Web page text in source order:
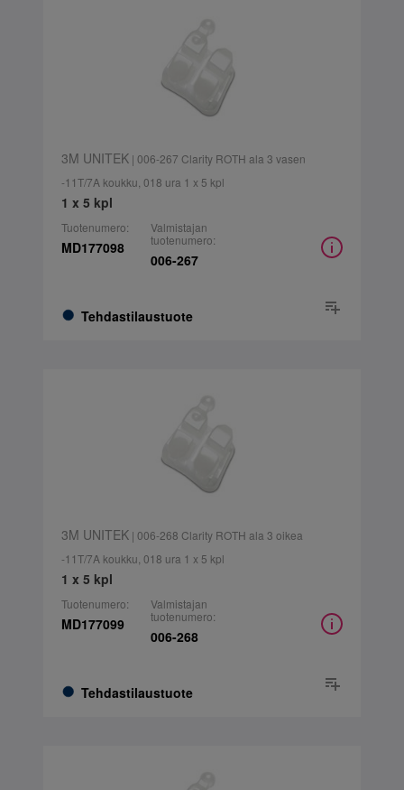
3M UNITEK| 006-267 Clarity ROTH ala 3 vasen
-11T/7A koukku, 018 ura 1 x 5 kpl
1 x 5 kpl
Tuotenumero:
MD177098
Tehdastilaustuote
Valmistajan
tuotenumero:
006-267
3M UNITEK| 006-268 Clarity ROTH ala 3 oikea
-11T/7A koukku, 018 ura 1 x 5 kpl
1 x 5 kpl
Tuotenumero:
MD177099
Tehdastilaustuote
Valmistajan
tuotenumero:
006-268